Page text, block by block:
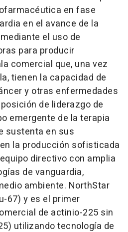
en fase
en el avance de la
el uso de
para producir
comercial que, una vez
tienen la capacidad de
y otras enfermedades
de liderazgo de
emergente de la terapia
sustenta en sus
la producción sofisticada
directivo con amplia
de vanguardia,
ambiente. NorthStar
67) y es el primer
de actinio-225 sin
utilizando tecnología de